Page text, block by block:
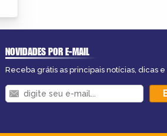
NOVIDADES POR E-MAIL
Receba grátis as principais notícias, dicas